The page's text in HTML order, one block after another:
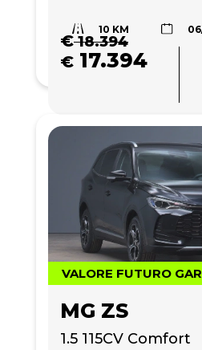
10 KM
€18.394
€ 17.394
VALORE FUTURO
MG ZS
1.5 115CV Comfort